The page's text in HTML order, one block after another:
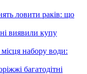
ловити раків: що
виявили купу
набору води:
багатодітні